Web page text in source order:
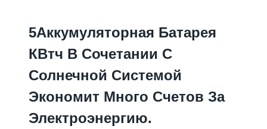
5Аккумуляторная Батарея
КВтч В Сочетании С
Солнечной Системой
Экономит Много Счетов За
Электроэнергию.